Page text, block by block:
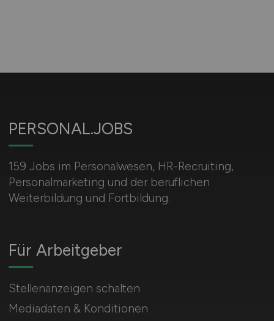
PERSONAL.JOBS
159 Jobs im Personalwesen, HR-Recruiting,
Personalmarketing und der beruflichen
Weiterbildung und Fortbildung.
Für Arbeitgeber
Stellenanzeigen schalten
Mediadaten & Konditionen